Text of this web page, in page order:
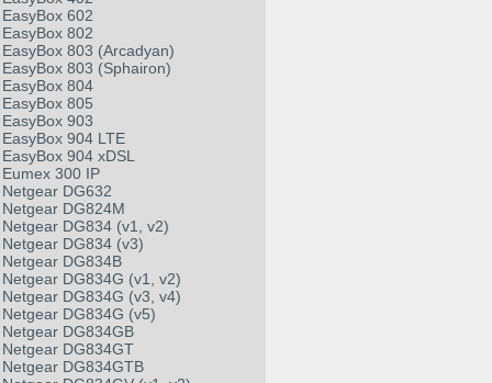
EasyBox 602
EasyBox 802
EasyBox 803 (Arcadyan)
EasyBox 803 (Sphairon)
EasyBox 804
EasyBox 805
EasyBox 903
EasyBox 904 LTE
EasyBox 904 xDSL
Eumex 300 IP
Netgear DG632
Netgear DG824M
Netgear DG834 (v1, v2)
Netgear DG834 (v3)
Netgear DG834B
Netgear DG834G (v1, v2)
Netgear DG834G (v3, v4)
Netgear DG834G (v5)
Netgear DG834GB
Netgear DG834GT
Netgear DG834GTB